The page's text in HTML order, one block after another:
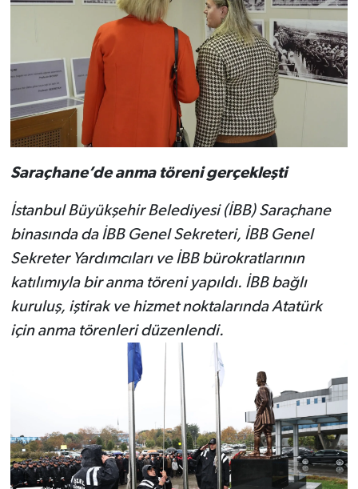
Saraçhane’de anma töreni gerçekleşti
İstanbul Büyükşehir Belediyesi (İBB) Saraçhane
binasında da İBB Genel Sekreteri, İBB Genel
Sekreter Yardımcıları ve İBB bürokratlarının
katılımıyla bir anma töreni yapıldı. İBB bağlı
kuruluş, iştirak ve hizmet noktalarında Atatürk
için anma törenleri düzenlendi.